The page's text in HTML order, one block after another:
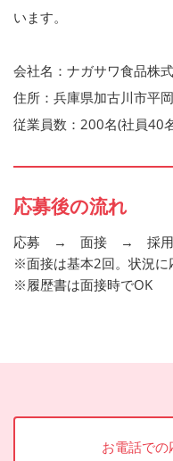
います。
会社名：ナガサワ食品株
住所：兵庫県加古川市平
従業員数：200名(社員40
応募後の流れ
応募 → 面接 → 採用
※面接は基本2回。状況に
※履歴書は面接時でOK
お電話での